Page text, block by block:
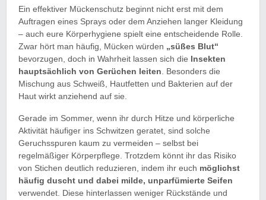
Ein effektiver Mückenschutz beginnt nicht erst mit dem
Auftragen eines Sprays oder dem Anziehen langer Kleidung
– auch eure Körperhygiene spielt eine entscheidende Rolle.
Zwar hört man häufig, Mücken würden „süßes Blut“
bevorzugen, doch in Wahrheit lassen sich die
Insekten
hauptsächlich von Gerüchen leiten . Besonders die
Mischung aus Schweiß, Hautfetten und Bakterien auf der
Haut wirkt anziehend auf sie.
Gerade im Sommer, wenn ihr durch Hitze und körperliche
Aktivität häufiger ins Schwitzen geratet, sind solche
Geruchsspuren kaum zu vermeiden – selbst bei
regelmäßiger Körperpflege. Trotzdem könnt ihr das Risiko
von Stichen deutlich reduzieren, indem ihr euch möglichst
häufig duscht und dabei milde, unparfümierte Seifen
verwendet. Diese hinterlassen weniger Rückstände und